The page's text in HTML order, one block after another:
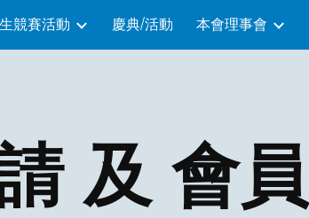
Skip to
競賽活動 慶典/活動 本會理事會
及 會